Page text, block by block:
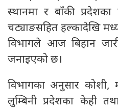
स्थानमा र बाँकी
चट्याङसहित हल्कादेखि
विभागले आज बिहान
जनाइएको छ।
विभागका अनुसार कोशी,
लुम्बिनी प्रदेशका केही